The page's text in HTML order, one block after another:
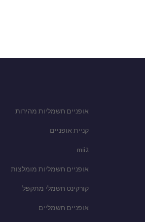
אופניים חשמליות מהירות
קניית אופניים
mii2
אופניים חשמליות מומלצות
קורקינט חשמלי מתקפל
אופניים חשמליים